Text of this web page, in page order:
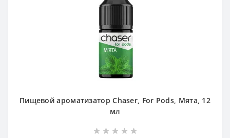
Пищевой ароматизатор Chaser, For Pods, Мята, 12
мл